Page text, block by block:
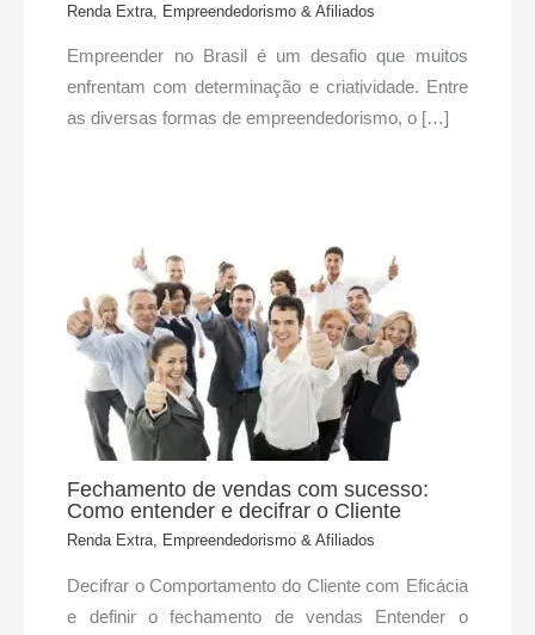
Renda Extra, Empreendedorismo & Afiliados
Empreender no Brasil é um desafio que muitos
enfrentam com determinação e criatividade. Entre
as diversas formas de empreendedorismo, o […]
Fechamento de vendas com sucesso:
Como entender e decifrar o Cliente
Renda Extra, Empreendedorismo & Afiliados
Decifrar o Comportamento do Cliente com Eficácia
e definir o fechamento de vendas Entender o